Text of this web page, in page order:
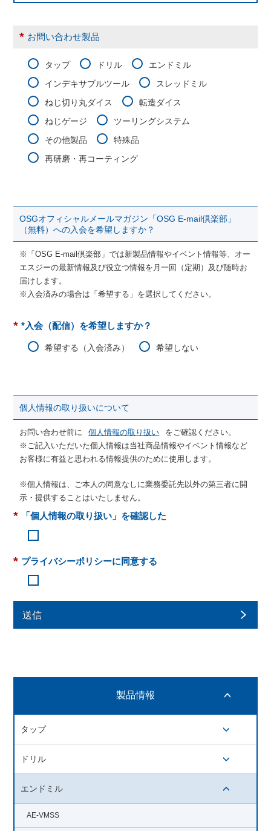
* お問い合わせ製品
タップ ドリル
エンドミル
インデキサブルツール
スレッドミル
ねじ切り丸ダイス
転造ダイス
ねじゲージ
ツーリングシステム
その他製品
特殊品
再研磨・再コーティング
OSGオフィシャルメールマガジン「OSG E-mail倶楽部」
（無料）への入会を希望しますか？
※「OSG E-mail倶楽部」では新製品情報やイベント情報等、オー
エスジーの最新情報及び役立つ情報を月一回（定期）及び随時お
届けします。
※入会済みの場合は「希望する」を選択してください。
* *入会（配信）を希望しますか？
希望する（入会済み） 希望しない
個人情報の取り扱いについて
お問い合わせ前に 個人情報の取り扱い
をご確認ください。
※ご記入いただいた個人情報は当社商品情報やイベント情報など
お客様に有益と思われる情報提供のために使用します。
※個人情報は、ご本人の同意なしに業務委託先以外の第三者に開
示・提供することはいたしません。
* 「個人情報の取り扱い」を確認した
* プライバシーポリシーに同意する
送信
製品情報
タップ
ドリル
エンドミル
AE-VMSS